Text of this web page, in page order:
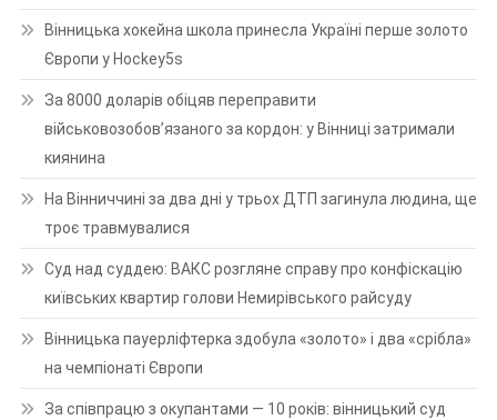
Вінницька хокейна школа принесла Україні перше золото
Європи у Hockey5s
За 8000 доларів обіцяв переправити
військовозобов’язаного за кордон: у Вінниці затримали
киянина
На Вінниччині за два дні у трьох ДТП загинула людина, ще
троє травмувалися
Суд над суддею: ВАКС розгляне справу про конфіскацію
київських квартир голови Немирівського райсуду
Вінницька пауерліфтерка здобула «золото» і два «срібла»
на чемпіонаті Європи
За співпрацю з окупантами — 10 років: вінницький суд